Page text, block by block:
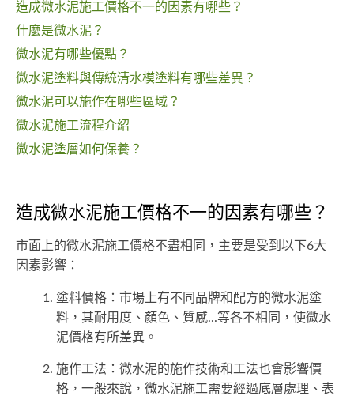
造成微水泥施工價格不一的因素有哪些？
什麼是微水泥？
微水泥有哪些優點？
微水泥塗料與傳統清水模塗料有哪些差異？
微水泥可以施作在哪些區域？
微水泥施工流程介紹
微水泥塗層如何保養？
造成微水泥施工價格不一的因素有哪些？
市面上的微水泥施工價格不盡相同，主要是受到以下6大
因素影響：
塗料價格：市場上有不同品牌和配方的微水泥塗
料，其耐用度、顏色、質感...等各不相同，使微水
泥價格有所差異。
施作工法：微水泥的施作技術和工法也會影響價
格，一般來說，微水泥施工需要經過底層處理、表